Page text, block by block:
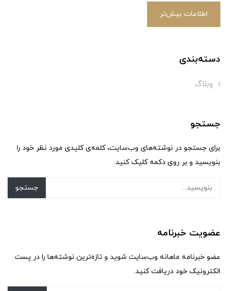
اطلاعات بیش‌تر
دسته‌بندی
وبلاگ
جستجو
برای جستجو در نوشته‌های وب‌سایت، کلمه‌ی کلیدی مورد نظر خود را
بنویسید و بر روی دکمه کلیک کنید.
جستجو
عضویت خبرنامه
عضو خبرنامه ماهانه وب‌سایت شوید و تازه‌ترین نوشته‌ها را در پست
الکترونیک خود دریافت کنید.